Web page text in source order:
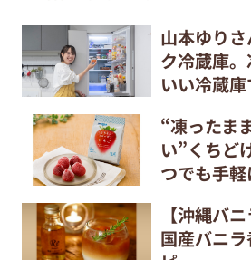
山本ゆり
ク冷蔵庫。
いい冷蔵
“凍ったま
い”くちど
つでも手
【沖縄バ
国産バニ